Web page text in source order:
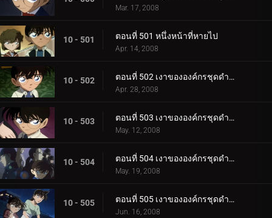
Mar. 17, 2008
10 - 501 ตอนที่ 501 หนึ่งหน้าที่หายไป
Apr. 14, 2008
10 - 502 ตอนที่ 502 เงาขององค์กรชุดดำ (ภาคพยานตัวน้อย)
Apr. 28, 2008
10 - 503 ตอนที่ 503 เงาขององค์กรชุดดำ (ภาคแสงไฟพิศวง)
May. 12, 2008
10 - 504 ตอนที่ 504 เงาขององค์กรชุดดำ (ภาคงานพิเศษที่น่าสงสัย)
May. 19, 2008
10 - 505 ตอนที่ 505 เงาขององค์กรชุดดำ (ภาคดาวตกไข่มุก)
Jun. 16, 2008